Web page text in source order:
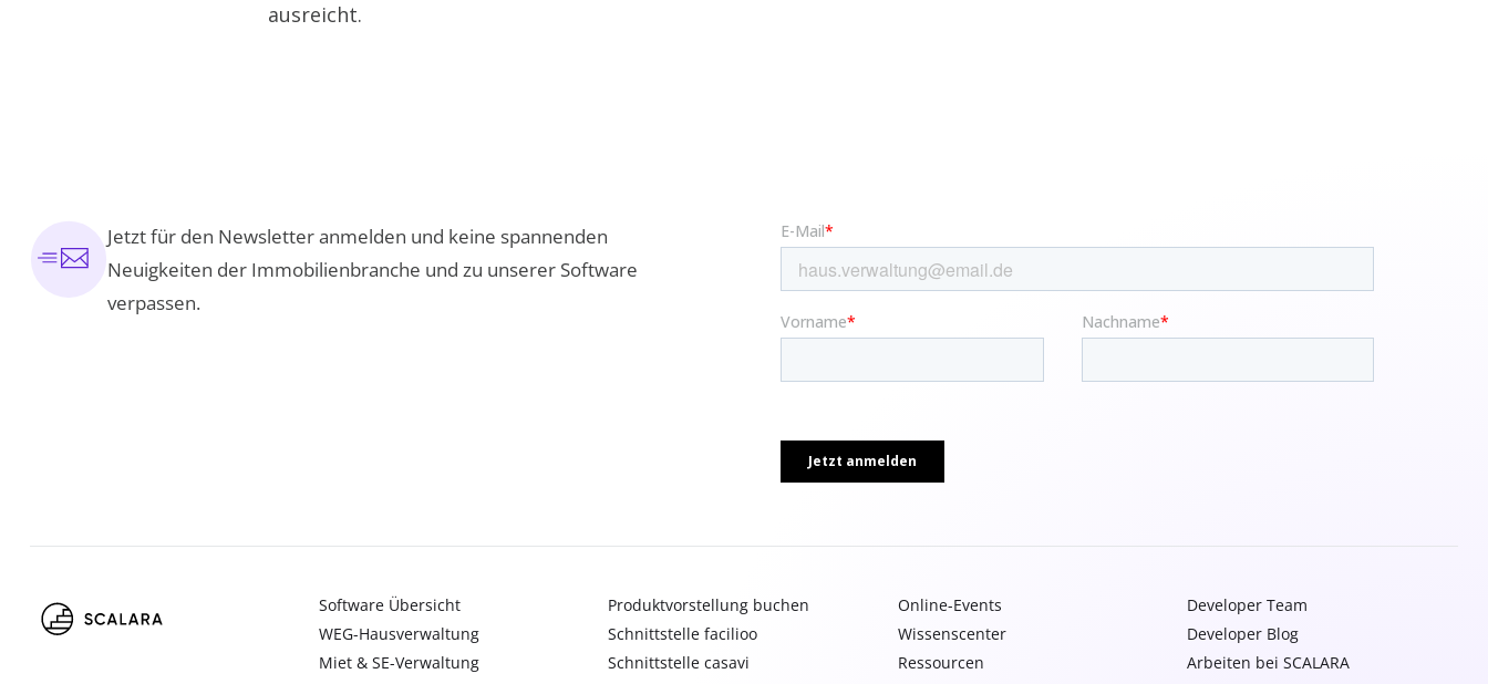
ausreicht.
Jetzt für den Newsletter anmelden und keine spannenden
Neuigkeiten der Immobilienbranche und zu unserer Software
verpassen.
Software Übersicht
WEG-Hausverwaltung
Miet & SE-Verwaltung
Produktvorstellung buchen
Schnittstelle facilioo
Schnittstelle casavi
Online-Events
Wissenscenter
Ressourcen
Developer Team
Developer Blog
Arbeiten bei SCALARA